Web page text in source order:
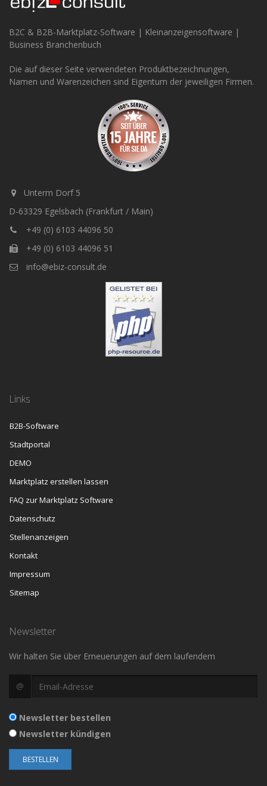
B2C & B2B-Marktplatz-Software | Kleinanzeigensoftware |
Business Branchenbuch
Die auf dieser Seite verwendeten Produktbezeichnungen,
Namen und Warenzeichen sind Eigentum der jeweiligen Firmen.
Unterm Dorf 5
D-63329 Egelsbach (Frankfurt / Main)
+49 (0) 6103 44096 50
+49 (0) 6103 44096 51
info@ebiz-consult.de
Links
B2B-Software
Stadtportal
DEMO
Marktplatz erstellen lassen
FAQ zur Marktplatz Software
Datenschutz
Stellenanzeigen
Kontakt
Impressum
Sitemap
Newsletter
Wir halten Sie über Erneuerungen auf dem laufendem
@
Newsletter bestellen
Newsletter kündigen